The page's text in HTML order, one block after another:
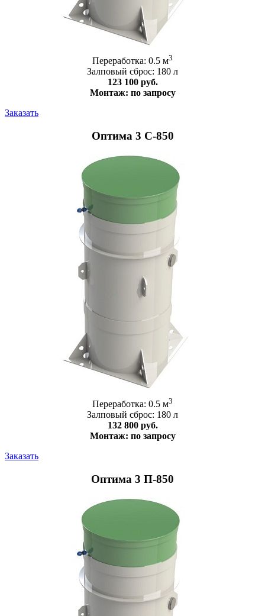
Переработка: 0.5 м3
Залповый сброс: 180 л
123 100 руб.
Монтаж: по запросу
Заказать
Оптима 3 С-850
Переработка: 0.5 м3
Залповый сброс: 180 л
132 800 руб.
Монтаж: по запросу
Заказать
Оптима 3 П-850